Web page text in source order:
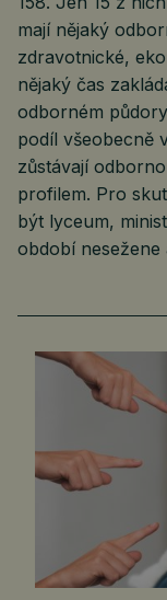
mají nějaký
zdravotnické,
nějaký čas
odborném
podíl všeobecně
zůstávají
profilem. Pro
být lyceum,
období nesežene